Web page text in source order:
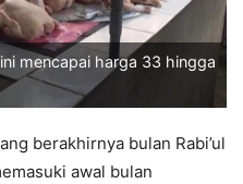
mencapai harga 33 hingga
berakhirnya bulan Rabi’ul
awal bulan